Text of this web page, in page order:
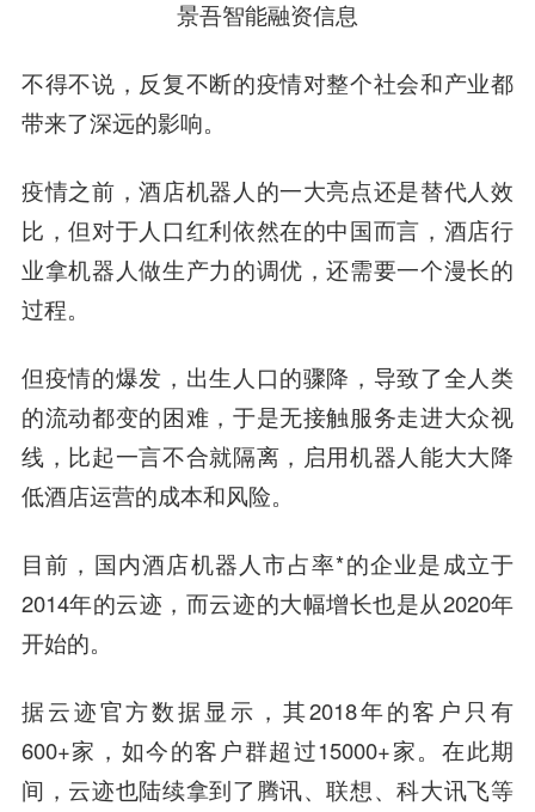
景吾智能融资信息
不得不说，反复不断的疫情对整个社会和产业都
带来了深远的影响。
疫情之前，酒店机器人的一大亮点还是替代人效
比，但对于人口红利依然在的中国而言，酒店行
业拿机器人做生产力的调优，还需要一个漫长的
过程。
但疫情的爆发，出生人口的骤降，导致了全人类
的流动都变的困难，于是无接触服务走进大众视
线，比起一言不合就隔离，启用机器人能大大降
低酒店运营的成本和风险。
目前，国内酒店机器人市占率*的企业是成立于
2014年的云迹，而云迹的大幅增长也是从2020年
开始的。
据云迹官方数据显示，其2018年的客户只有
600+家，如今的客户群超过15000+家。在此期
间，云迹也陆续拿到了腾讯、联想、科大讯飞等